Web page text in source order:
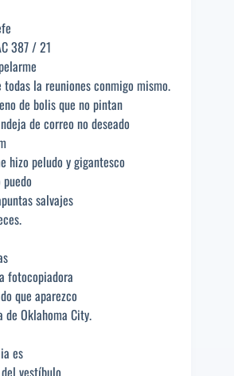
387 / 21
la reuniones conmigo mismo.
de bolis que no pintan
de correo no deseado
hizo peludo y gigantesco
salvajes
fotocopiadora
que aparezco
de Oklahoma City.
es
vestíbulo